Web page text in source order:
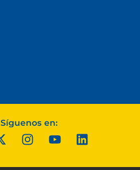
Síguenos en: